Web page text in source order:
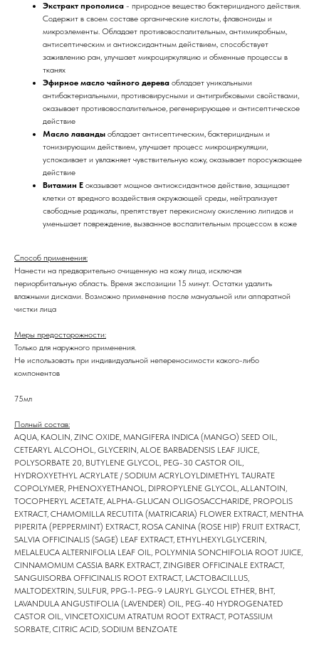
Экстракт прополиса - природное вещество бактерицидного действия.
Содержит в своем составе органические кислоты, флавоноиды и
микроэлементы. Обладает противовоспалительным, антимикробным,
антисептическим и антиоксидантным действием, способствует
заживлению ран, улучшает микроциркуляцию и обменные процессы в
тканях
Эфирное масло чайного дерева обладает уникальными
антибактериальными, противовирусными и антигрибковыми свойствами,
оказывает противовоспалительное, регенерирующее и антисептическое
действие
Масло лаванды обладает антисептическим, бактерицидным и
тонизирующим действием, улучшает процесс микроциркуляции,
успокаивает и увлажняет чувствительную кожу, оказывает поросужающее
действие
Витамин Е оказывает мощное антиоксидантное действие, защищает
клетки от вредного воздействия окружающей среды, нейтрализует
свободные радикалы, препятствует перекисному окислению липидов и
уменьшает повреждение, вызванное воспалительным процессом в коже
Способ применения:
Нанести на предварительно очищенную на кожу лица, исключая
периорбитальную область. Время экспозиции 15 минут. Остатки удалить
влажными дисками. Возможно применение после мануальной или аппаратной
чистки лица
Меры предосторожности:
Только для наружного применения.
Не использовать при индивидуальной непереносимости какого-либо
компонентов
75мл
Полный состав:
AQUA, KAOLIN, ZINC OXIDE, MANGIFERA INDICA (MANGO) SEED OIL,
CETEARYL ALCOHOL, GLYCERIN, ALOE BARBADENSIS LEAF JUICE,
POLYSORBATE 20, BUTYLENE GLYCOL, PEG-30 CASTOR OIL,
HYDROXYETHYL ACRYLATE / SODIUM ACRYLOYLDIMETHYL TAURATE
COPOLYMER, PHENOXYETHANOL, DIPROPYLENE GLYCOL, ALLANTOIN,
TOCOPHERYL ACETATE, ALPHA-GLUCAN OLIGOSACCHARIDE, PROPOLIS
EXTRACT, CHAMOMILLA RECUTITA (MATRICARIA) FLOWER EXTRACT, MENTHA
PIPERITA (PEPPERMINT) EXTRACT, ROSA CANINA (ROSE HIP) FRUIT EXTRACT,
SALVIA OFFICINALIS (SAGE) LEAF EXTRACT, ETHYLHEXYLGLYCERIN,
MELALEUCA ALTERNIFOLIA LEAF OIL, POLYMNIA SONCHIFOLIA ROOT JUICE,
CINNAMOMUM CASSIA BARK EXTRACT, ZINGIBER OFFICINALE EXTRACT,
SANGUISORBA OFFICINALIS ROOT EXTRACT, LACTOBACILLUS,
MALTODEXTRIN, SULFUR, PPG-1-PEG-9 LAURYL GLYCOL ETHER, BHT,
LAVANDULA ANGUSTIFOLIA (LAVENDER) OIL, PEG-40 HYDROGENATED
CASTOR OIL, VINCETOXICUM ATRATUM ROOT EXTRACT, POTASSIUM
SORBATE, CITRIC ACID, SODIUM BENZOATE